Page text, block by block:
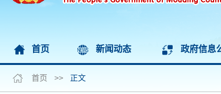
首页 新闻动态 政府信息
首页 >> 正文